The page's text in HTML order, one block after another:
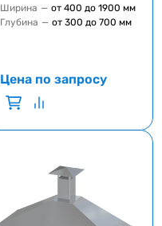
Ширина — от 400 до 1900 мм
Глубина — от 300 до 700 мм
Цена по запросу